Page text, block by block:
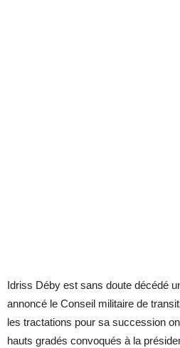
Idriss Déby est sans doute décédé
annoncé le Conseil militaire de
les tractations pour sa succession
hauts gradés convoqués à la